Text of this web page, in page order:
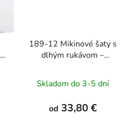
189-12 Mikinové šaty s
dlhým rukávom –
Skladom do 3-5 dní
od 33,80 €